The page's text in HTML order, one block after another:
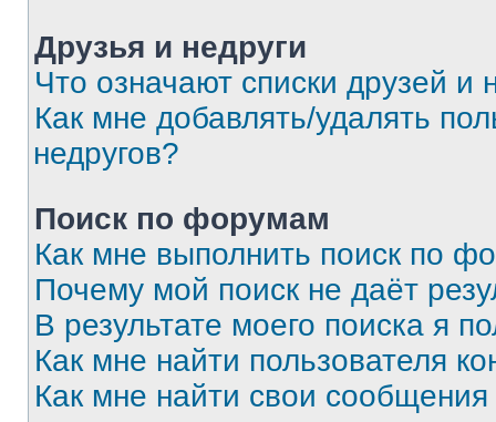
Друзья и недруги
Что означают списки друзей и
Как мне добавлять/удалять
недругов?
Поиск по форумам
Как мне выполнить поиск по
Почему мой поиск не даёт
В результате моего поиска я
Как мне найти пользователя
Как мне найти свои